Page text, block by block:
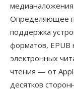
медианаложения
Определяющее
поддержка
форматов, EPUB
электронных
чтения — от
десятков